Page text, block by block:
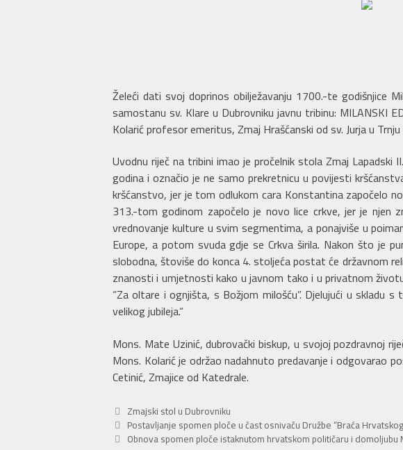
Želeći dati svoj doprinos obilježavanju 1700.-te godišnjice
samostanu sv. Klare u Dubrovniku javnu tribinu: MILANSKI
Kolarić profesor emeritus, Zmaj Hrašćanski od sv. Jurja u
Uvodnu riječ na tribini imao je pročelnik stola Zmaj
godina i označio je ne samo prekretnicu u povijesti
kršćanstvo, jer je tom odlukom cara Konstantina započelo
313.-tom godinom započelo je novo lice crkve, jer je njen
vrednovanje kulture u svim segmentima, a ponajviše u
Europe, a potom svuda gdje se Crkva širila. Nakon što je
slobodna, štoviše do konca 4. stoljeća postat će državnom
znanosti i umjetnosti kako u javnom tako i u privatnom
“Za oltare i ognjišta, s Božjom milošću”. Djelujući u skladu
velikog jubileja.“
Mons. Mate Uzinić, dubrovački biskup, u svojoj pozdravnoj
Mons. Kolarić je održao nadahnuto predavanje i odgovarao
Cetinić, Zmajice od Katedrale.
Kategorije
Zmajski stol u Dubrovniku
Postavljanje spomen ploče u čast osnivaču Družbe “Braća
Obnova spomen ploče istaknutom hrvatskom političaru i domoljubu